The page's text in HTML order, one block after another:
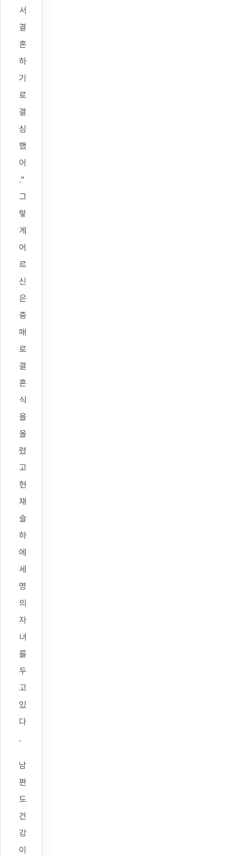
서
결
혼
하
기
로
결
심
했
어
.”
그
렇
게
어
르
신
은
중
매
로
결
혼
식
을
올
렸
고
현
재
슬
하
에
세
명
의
자
녀
를
두
고
있
다
.
남
편
도
건
강
이